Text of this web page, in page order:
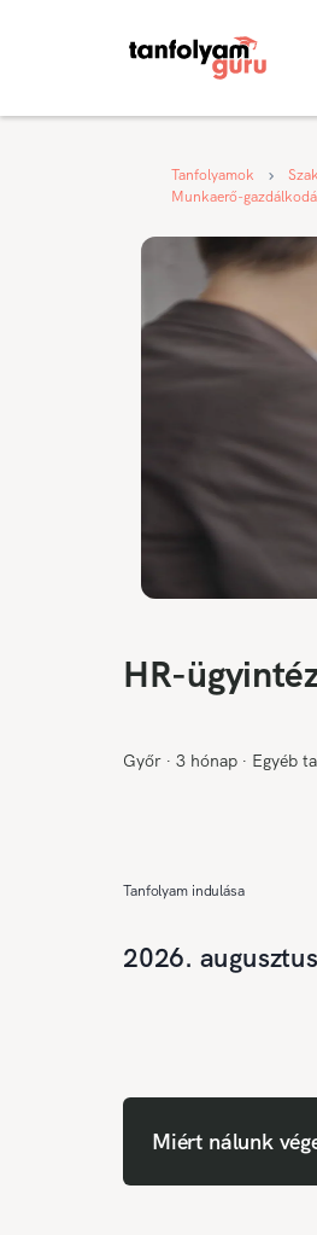
Tanfolyamok
Munkaerő-
HR-
Győr ∙ 3 hónap ∙ Egyéb
Tanfolyam indulása
2026.
Miért nálunk